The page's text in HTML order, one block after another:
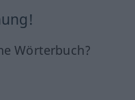
Wörterbuch?